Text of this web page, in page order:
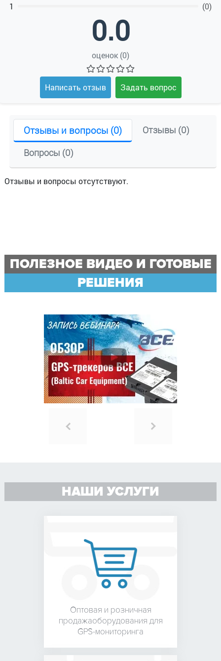
1
(0)
0.0
оценок (0)
Написать отзыв Задать вопрос
Отзывы и вопросы (0)
Отзывы (0)
Вопросы (0)
Отзывы и вопросы отсутствуют.
ПОЛЕЗНОЕ ВИДЕО И ГОТОВЫЕ
РЕШЕНИЯ
НАШИ УСЛУГИ
Оптовая и розничная
продажаоборудования для
GPS-мониторинга